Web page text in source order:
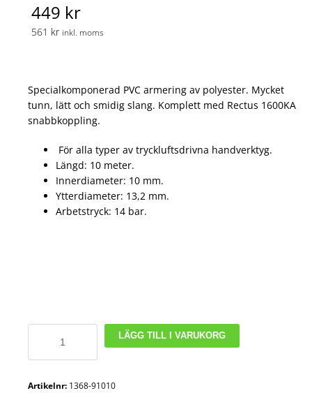
449 kr
561 kr inkl. moms
Specialkomponerad PVC armering av polyester. Mycket
tunn, lätt och smidig slang. Komplett med Rectus 1600KA
snabbkoppling.
För alla typer av tryckluftsdrivna handverktyg.
Längd: 10 meter.
Innerdiameter: 10 mm.
Ytterdiameter: 13,2 mm.
Arbetstryck: 14 bar.
AirCord
PVC
LÄGG TILL I VARUKORG
Artikelnr: 1368-91010